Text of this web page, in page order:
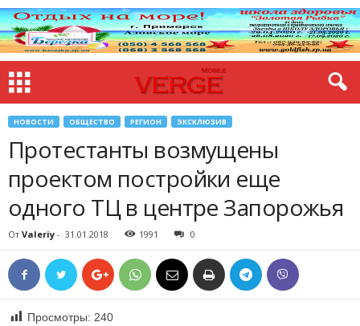
НОВОСТИ ОБЩЕСТВО РЕГИОН ЭКСКЛЮЗИВ
Протестанты возмущены
проектом постройки еще
одного ТЦ в центре Запорожья
От Valeriy - 31.01.2018 1991 0
Просмотры: 240